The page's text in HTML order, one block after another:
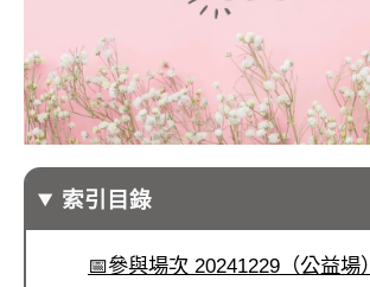
索引目錄
📅參與場次 20241229（公益場）